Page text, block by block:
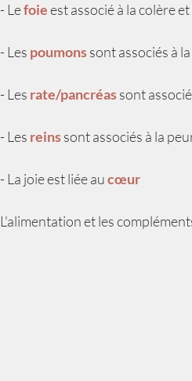
- Le foie est associé à la colère
- Les poumons sont associés à
- Les rate/pancréas sont
- Les reins sont associés à la
- La joie est liée au cœur
L'alimentation et les